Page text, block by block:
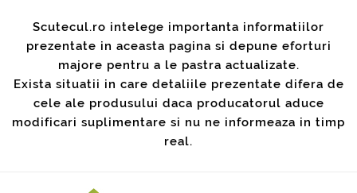
Scutecul.ro intelege importanta informatiilor
prezentate in aceasta pagina si depune eforturi
majore pentru a le pastra actualizate.
Exista situatii in care detaliile prezentate difera de
cele ale produsului daca producatorul aduce
modificari suplimentare si nu ne informeaza in timp
real.